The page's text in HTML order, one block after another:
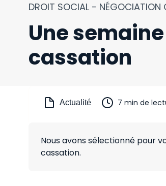
DROIT SOCIAL - NÉGOCIATION
Une
cassation
Actualité 7 min de
Nous avons sélectionné pour
cassation.